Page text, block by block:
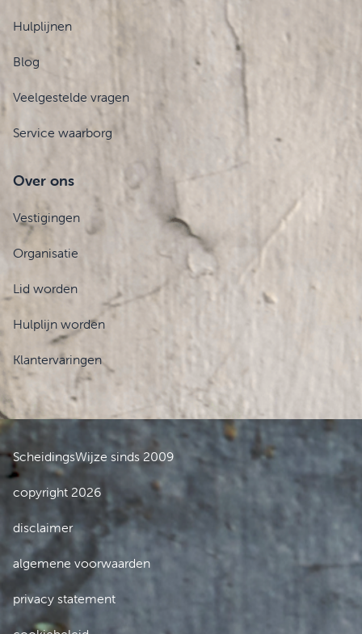
Hulplijnen
Blog
Veelgestelde vragen
Service waarborg
Over ons
Vestigingen
Organisatie
Lid worden
Hulplijn worden
Klantervaringen
ScheidingsWijze sinds 2009
copyright 2026
disclaimer
algemene voorwaarden
privacy statement